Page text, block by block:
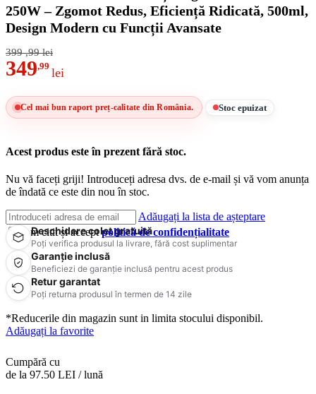
250W – Zgomot Redus, Eficiență Ridicată, 500ml,
Design Modern cu Funcții Avansate
399 ,99 lei
349,99 lei
Cel mai bun raport preț-calitate din România. Stoc epuizat
Acest produs este în prezent fără stoc.
Nu vă faceți griji! Introduceți adresa dvs. de e-mail și vă vom anunța
de îndată ce este din nou în stoc.
Adăugați la lista de așteptare
Am citit și acceptpolitică de confidențialitate
Deschidere colet gratuită
Poți verifica produsul la livrare, fără cost suplimentar
Garanție inclusă
Beneficiezi de garanție inclusă pentru acest produs
Retur garantat
Poți returna produsul în termen de 14 zile
*Reducerile din magazin sunt in limita stocului disponibil.
Adăugați la favorite
Cumpără cu
de la 97.50 LEI / lună